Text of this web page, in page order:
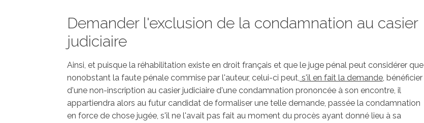
Demander l'exclusion de la condamnation au casier
judiciaire
Ainsi, et puisque la réhabilitation existe en droit français et que le juge pénal peut considérer que
nonobstant la faute pénale commise par l'auteur, celui-ci peut, s'il en fait la demande, bénéficier
d'une non-inscription au casier judiciaire d'une condamnation prononcée à son encontre, il
appartiendra alors au futur candidat de formaliser une telle demande, passée la condamnation
en force de chose jugée, s'il ne l'avait pas fait au moment du procès ayant donné lieu à sa